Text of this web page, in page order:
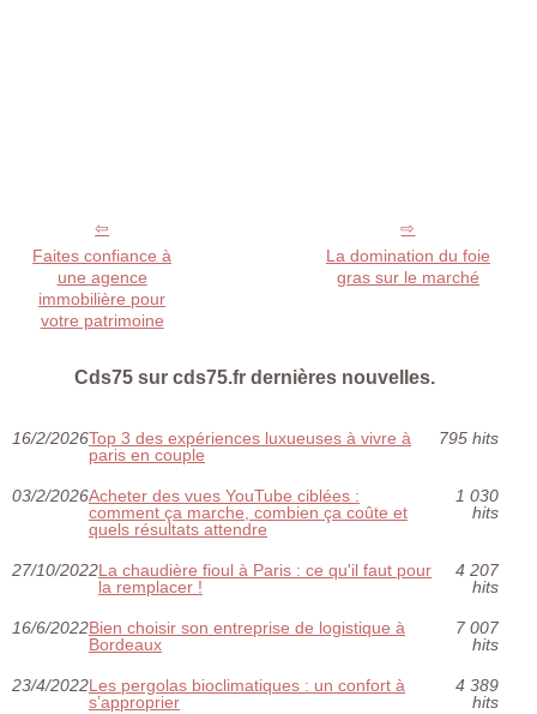
Faites confiance à
une agence
immobilière pour
votre patrimoine
La domination du foie
gras sur le marché
Cds75 sur cds75.fr dernières nouvelles.
16/2/2026Top 3 des expériences luxueuses à vivre à
paris en couple
795 hits
03/2/2026Acheter des vues YouTube ciblées :
comment ça marche, combien ça coûte et
quels résultats attendre
1 030
hits
27/10/2022La chaudière fioul à Paris : ce qu'il faut pour
la remplacer !
4 207
hits
16/6/2022Bien choisir son entreprise de logistique à
Bordeaux
7 007
hits
23/4/2022Les pergolas bioclimatiques : un confort à
s’approprier
4 389
hits